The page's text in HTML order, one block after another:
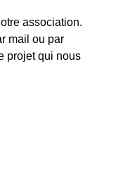
association.
mail ou par
projet qui nous